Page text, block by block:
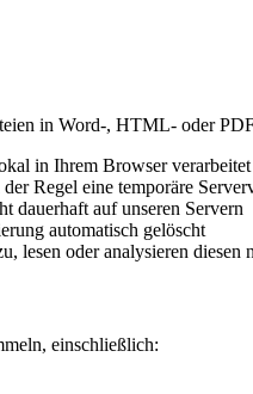
in Word-, HTML- oder
in Ihrem Browser verarbeitet
Regel eine temporäre
dauerhaft auf unseren Servern
automatisch gelöscht
lesen oder analysieren diesen
einschließlich: